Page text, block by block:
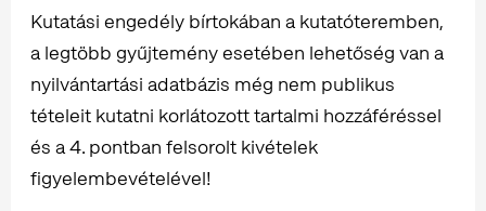
Kutatási engedély bírtokában a kutatóteremben,
a legtöbb gyűjtemény esetében lehetőség van a
nyilvántartási adatbázis még nem publikus
tételeit kutatni korlátozott tartalmi hozzáféréssel
és a 4. pontban felsorolt kivételek
figyelembevételével!